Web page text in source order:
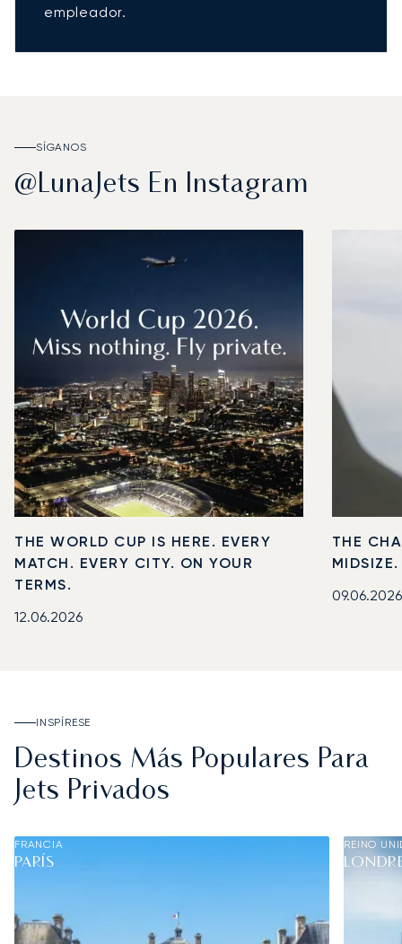
empleador.
SÍGANOS
@LunaJets En Instagram
THE WORLD CUP IS HERE. EVERY
MATCH. EVERY CITY. ON YOUR
TERMS.
12.06.2026
THE
09.06.2026
INSPÍRESE
Destinos Más Populares Para
Jets Privados
FRANCIA
PARÍS
REINO